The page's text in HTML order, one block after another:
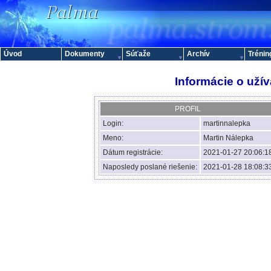
Informácie o
PROFIL
Login:
martinnalepka
Meno:
Martin Nálepka
Dátum registrácie:
2021-01-27
Naposledy poslané riešenie:
2021-01-28
Úvod Dokumenty Súťaže Archív